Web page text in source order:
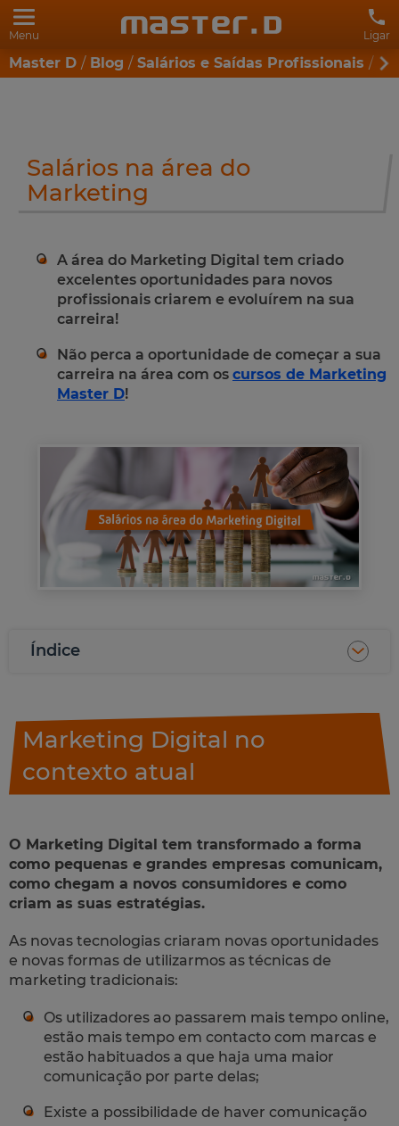
Menu Ligar
Master D Blog Salários e Saídas Profissionais
Salários na área do
Marketing
A área do Marketing Digital tem criado
excelentes oportunidades para novos
profissionais criarem e evoluírem na sua
carreira!
Não perca a oportunidade de começar a sua
carreira na área com os cursos de Marketing
Master D!
Índice
Marketing Digital no
contexto atual
O Marketing Digital tem transformado a forma
como pequenas e grandes empresas comunicam,
como chegam a novos consumidores e como
criam as suas estratégias.
As novas tecnologias criaram novas oportunidades
e novas formas de utilizarmos as técnicas de
marketing tradicionais:
Os utilizadores ao passarem mais tempo online,
estão mais tempo em contacto com marcas e
estão habituados a que haja uma maior
comunicação por parte delas;
Existe a possibilidade de haver comunicação